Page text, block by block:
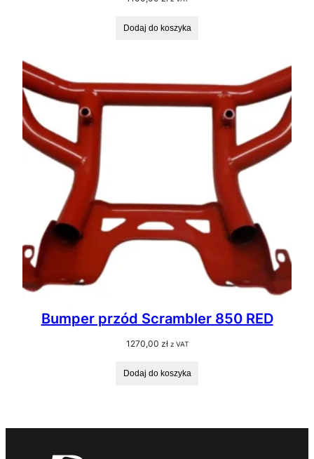
Dodaj do koszyka
Bumper przód Scrambler 850 RED
1270,00 zł z VAT
Dodaj do koszyka